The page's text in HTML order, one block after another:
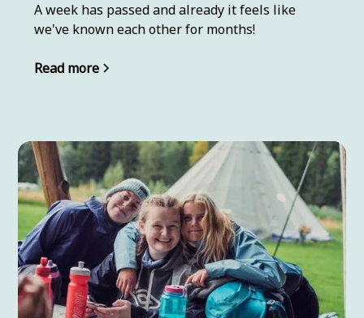
A week has passed and already it feels like
we've known each other for months!
Read more